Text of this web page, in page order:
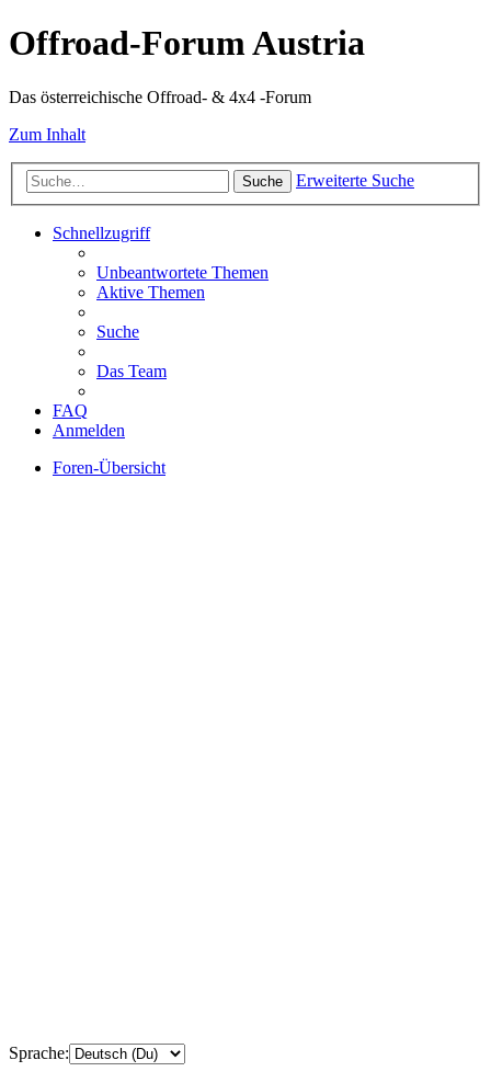
Offroad-Forum Austria
Das österreichische Offroad- & 4x4 -Forum
Zum Inhalt
Suche Erweiterte Suche
Schnellzugriff
Unbeantwortete Themen
Aktive Themen
Suche
Das Team
FAQ
Anmelden
Foren-Übersicht
Sprache: